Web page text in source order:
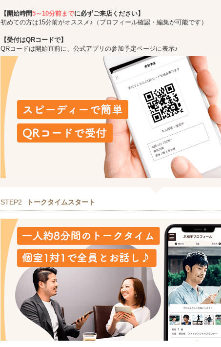
【開始時間5～10分前までに必ずご来店ください】
初めての方は15分前がオススメ♪（プロフィール確認・編集が可能です）
【受付はQRコードで】
QRコードは開始直前に、公式アプリの参加予定ページに表示♪
STEP2 トークタイムスタート